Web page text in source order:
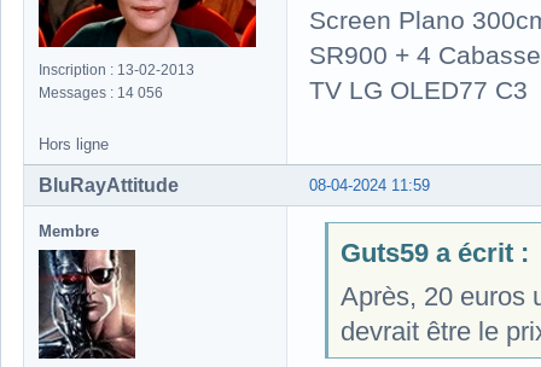
Inscription : 13-02-2013
Messages : 14 056
Screen Plano
SR900 + 4
TV LG OLED77 C3
Hors ligne
08-04-2024 11:59
BluRayAttitude
Membre
Guts59 a écrit :
Après, 20 euros
devrait être le